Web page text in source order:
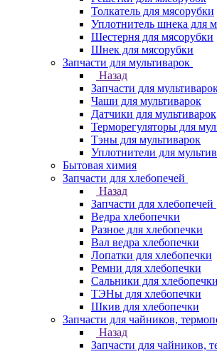
Толкатель для мясорубки
Уплотнитель шнека для
Шестерня для мясорубки
Шнек для мясорубки
Запчасти для мультиварок
Назад
Запчасти для
Чаши для мультиварок
Датчики для мультиварок
Терморегуляторы для
Тэны для мультиварок
Уплотнители для
Бытовая химия
Запчасти для хлебопечей
Назад
Запчасти для хлебопечей
Ведра хлебопечки
Разное для хлебопечки
Вал ведра хлебопечки
Лопатки для хлебопечки
Ремни для хлебопечки
Сальники для хлебопечки
ТЭНы для хлебопечки
Шкив для хлебопечки
Запчасти для чайников,
Назад
Запчасти для чайников,